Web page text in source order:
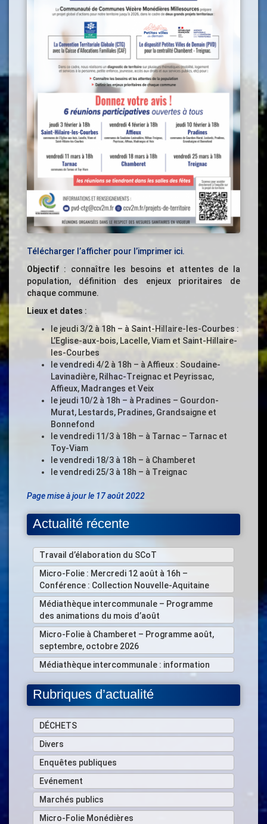
Télécharger l’afficher pour l’imprimer ici.
Objectif : connaître les besoins et attentes de la
population, définition des enjeux prioritaires de
chaque commune.
Lieux et dates :
le jeudi 3/2 à 18h – à Saint-Hillaire-les-Courbes :
L’Eglise-aux-bois, Lacelle, Viam et Saint-Hillaire-
les-Courbes
le vendredi 4/2 à 18h – à Affieux : Soudaine-
Lavinadière, Rilhac-Treignac et Peyrissac,
Affieux, Madranges et Veix
le jeudi 10/2 à 18h – à Pradines – Gourdon-
Murat, Lestards, Pradines, Grandsaigne et
Bonnefond
le vendredi 11/3 à 18h – à Tarnac – Tarnac et
Toy-Viam
le vendredi 18/3 à 18h – à Chamberet
le vendredi 25/3 à 18h – à Treignac
Page mise à jour le 17 août 2022
Actualité récente
Travail d’élaboration du SCoT
Micro-Folie : Mercredi 12 août à 16h –
Conférence : Collection Nouvelle-Aquitaine
Médiathèque intercommunale – Programme
des animations du mois d’août
Micro-Folie à Chamberet – Programme août,
septembre, octobre 2026
Médiathèque intercommunale : information
Rubriques d’actualité
DÉCHETS
Divers
Enquêtes publiques
Evénement
Marchés publics
Micro-Folie Monédières